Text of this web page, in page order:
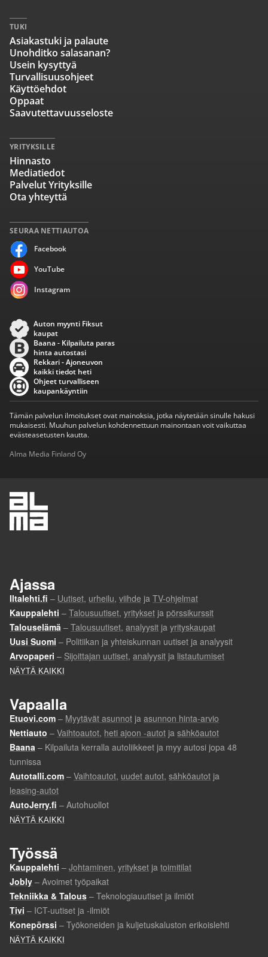
SEURAA NETTIAUTOA
Facebook
YouTube
Instagram
TUKI
Asiakastuki ja palaute
Unohditko salasanan?
Usein kysyttyä
Turvallisuusohjeet
Käyttöehdot
Oppaat
Saavutettavuusseloste
YRITYKSILLE
Hinnasto
Mediatiedot
Palvelut Yrityksille
Ota yhteyttä
Auton myynti Fiksut
kaupat
Baana - Kilpailuta paras
hinta autostasi
Rekkari - Ajoneuvon
kaikki tiedot heti
Ohjeet turvalliseen
kaupankäyntiin
Tämän palvelun ilmoitukset ovat mainoksia, jotka näytetään sinulle hakusi
mukaisesti. Muuhun palvelun kohdennettuun mainontaan voit vaikuttaa
evästeasetusten kautta.
Alma Media Finland Oy